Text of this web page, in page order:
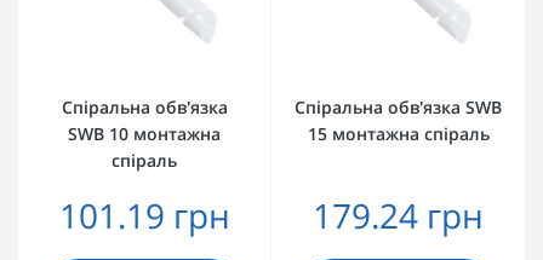
Спіральна обв'язка
SWB 10 монтажна
спіраль
101.19 грн
Спіральна обв'язка SWB
15 монтажна спіраль
179.24 грн